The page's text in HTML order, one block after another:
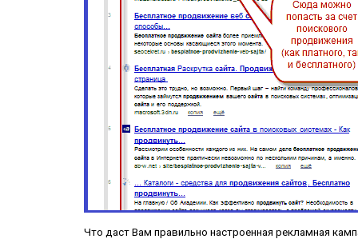
Что даст Вам правильно настроенная рекламная